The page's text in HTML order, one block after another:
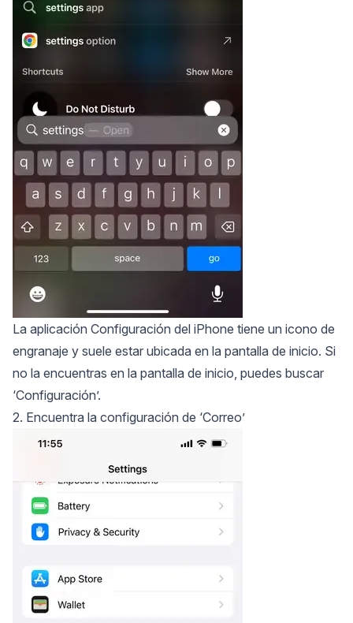
La aplicación Configuración del iPhone tiene un icono de
engranaje y suele estar ubicada en la pantalla de inicio. Si
no la encuentras en la pantalla de inicio, puedes buscar
‘Configuración’.
2. Encuentra la configuración de ‘Correo’